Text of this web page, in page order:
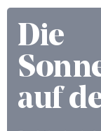
Die
auf